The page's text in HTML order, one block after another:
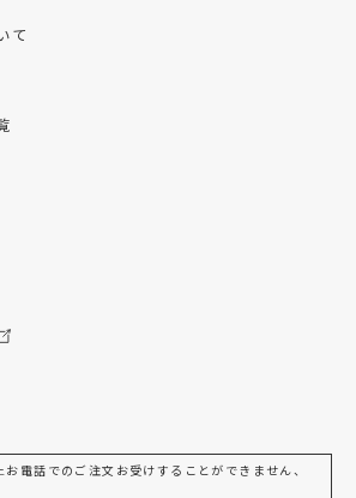
て
電話でのご注文お受けすることができません、